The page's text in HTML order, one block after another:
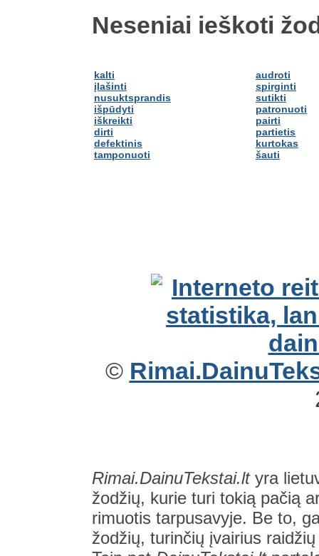
Neseniai ieškoti
kalti
įlašinti
nusuktsprandis
išpūdyti
iškreikti
dirti
defektinis
tamponuoti
audroti
spirginti
sutikti
patronuoti
pairti
partietis
kurtokas
šauti
©
Rimai.DainuTekstai.ltyra
žodžių, kurie turi tokią pačią
rimuotis tarpusavyje. Be to,
žodžių, turinčių įvairius